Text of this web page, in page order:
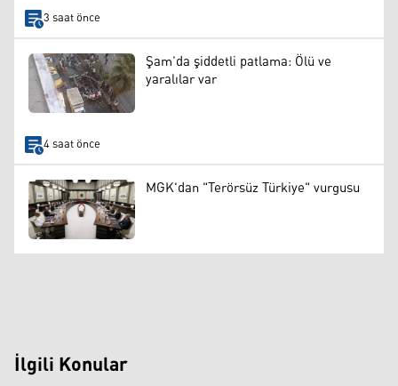
3 saat önce
Şam’da şiddetli patlama: Ölü ve
yaralılar var
4 saat önce
MGK'dan "Terörsüz Türkiye" vurgusu
İlgili Konular